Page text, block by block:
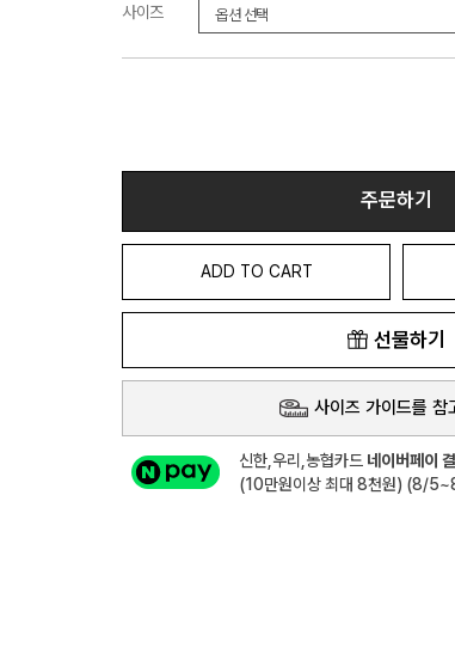
사이즈
주문하기
ADD TO CART
선물하기
사이즈 가이드를 참
신한,우리,농협카드 네이버페이
(10만원이상 최대 8천원) (8/